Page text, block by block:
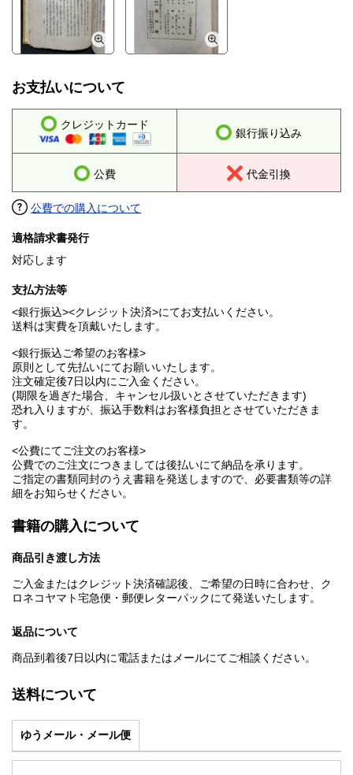
お支払いについて
クレジットカード
銀行振り込み
公費 代金引換
公費での購入について
適格請求書発行
対応します
支払方法等
<銀行振込><クレジット決済>にてお支払いください。
送料は実費を頂戴いたします。
<銀行振込ご希望のお客様>
原則として先払いにてお願いいたします。
注文確定後7日以内にご入金ください。
(期限を過ぎた場合、キャンセル扱いとさせていただきます)
恐れ入りますが、振込手数料はお客様負担とさせていただきま
す。
<公費にてご注文のお客様>
公費でのご注文につきましては後払いにて納品を承ります。
ご指定の書類同封のうえ書籍を発送しますので、必要書類等の詳
細をお知らせください。
書籍の購入について
商品引き渡し方法
ご入金またはクレジット決済確認後、ご希望の日時に合わせ、ク
ロネコヤマト宅急便・郵便レターパックにて発送いたします。
返品について
商品到着後7日以内に電話またはメールにてご相談ください。
送料について
ゆうメール・メール便